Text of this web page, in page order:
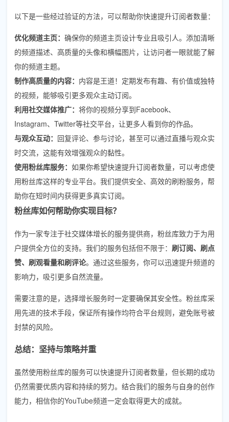
以下是一些经过验证的方法，可以帮助你快速提升订阅者数量：
优化频道主页： 确保你的频道主页设计专业且吸引人。添加清晰
的频道描述、高质量的头像和横幅图片，让访问者一眼就能了解
你的频道主题。
制作高质量的内容： 内容是王道！定期发布有趣、有价值或独特
的视频，能够吸引更多观众主动订阅。
利用社交媒体推广： 将你的视频分享到Facebook、
Instagram、Twitter等社交平台，让更多人看到你的作品。
与观众互动： 回复评论、参与讨论，甚至可以通过直播与观众实
时交流，这能有效增强观众的黏性。
使用粉丝库服务： 如果你希望快速提升订阅者数量，可以考虑使
用粉丝库这样的专业平台。我们提供安全、高效的刷粉服务，帮
助你在短时间内获得更多真实订阅。
粉丝库如何帮助你实现目标？
作为一家专注于社交媒体增长的服务提供商，粉丝库致力于为用
户提供全方位的支持。我们的服务包括但不限于： 刷订阅、刷点
赞、刷观看量和刷评论。通过这些服务，你可以迅速提升频道的
影响力，吸引更多自然流量。
需要注意的是，选择增长服务时一定要确保其安全性。粉丝库采
用先进的技术手段，保证所有操作均符合平台规则，避免账号被
封禁的风险。
总结：坚持与策略并重
虽然使用粉丝库的服务可以快速提升订阅者数量，但长期的成功
仍然需要优质内容和持续的努力。结合我们的服务与自身的创作
能力，相信你的YouTube频道一定会取得更大的成就。